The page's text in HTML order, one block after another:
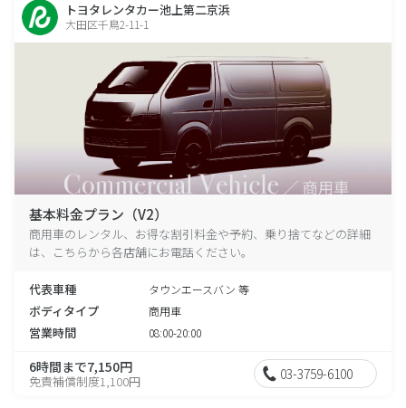
トヨタレンタカー池上第二京浜
大田区千鳥2-11-1
基本料金プラン（V2）
商用車のレンタル、お得な割引料金や予約、乗り捨てなどの詳細
は、こちらから各店舗にお電話ください。
代表車種 タウンエースバン 等
ボディタイプ 商用車
営業時間 08:00-20:00
6時間まで7,150円
免責補償制度1,100円 03-3759-6100